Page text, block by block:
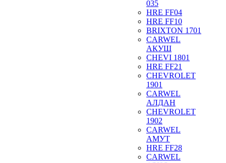
035
HRE FF04
HRE FF10
BRIXTON 1701
CARWEL
АКУШ
CHEVI 1801
HRE FF21
CHEVROLET
1901
CARWEL
АЛДАН
CHEVROLET
1902
CARWEL
АМУТ
HRE FF28
CARWEL